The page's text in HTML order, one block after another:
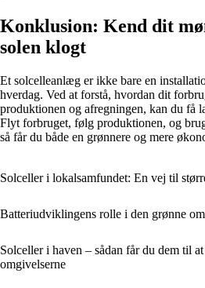
Konklusion: Kend dit
solen klogt
Et solcelleanlæg er ikke bare en
hverdag. Ved at forstå, hvordan dit
produktionen og afregningen, kan du få
Flyt forbruget, følg produktionen, og
så får du både en grønnere og mere
Solceller i lokalsamfundet: En vej til
Batteriudviklingens rolle i den grønne
Solceller i haven – sådan får du dem til
omgivelserne